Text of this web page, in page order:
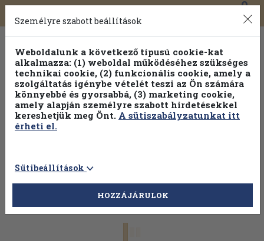
Toggle
navigation
0
Személyre szabott beállítások
Weboldalunk a következő típusú cookie-kat
alkalmazza: (1) weboldal működéséhez szükséges
technikai cookie, (2) funkcionális cookie, amely a
szolgáltatás igénybe vételét teszi az Ön számára
könnyebbé és gyorsabbá, (3) marketing cookie,
amely alapján személyre szabott hirdetésekkel
kereshetjük meg Önt. A sütiszabályzatunkat itt
érheti el.
Sütibeállítások
HOZZÁJÁRULOK